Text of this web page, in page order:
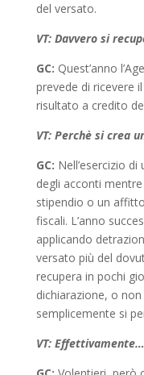
del versato.
VT: Davvero si
GC: Quest’anno
prevede di ricevere il
risultato a credito
VT: Perchè si crea
GC: Nell’esercizio
degli acconti
stipendio o un
fiscali. L’anno
applicando
versato più del
recupera in pochi
dichiarazione, o
semplicemente si
VT: